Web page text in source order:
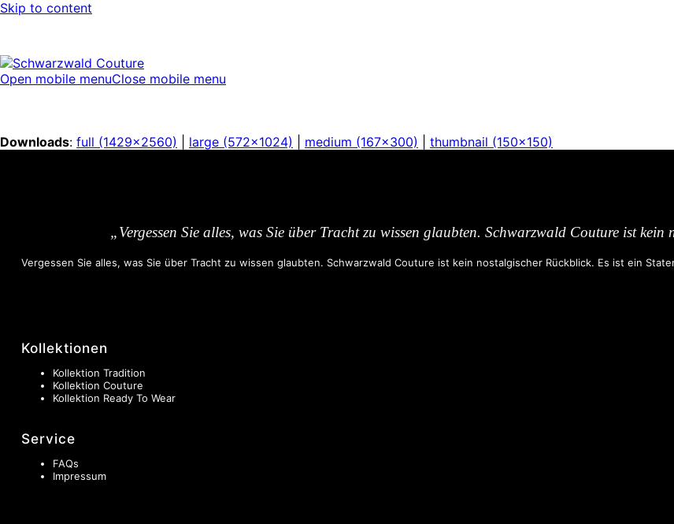
Skip to content
Open mobile menuClose mobile menu
Downloads: full (1429x2560) large (572x1024) medium (167x300) thumbnail (150x150)
„Vergessen Sie alles, was Sie über Tracht zu wissen glaubten. Schwarzwald Couture ist
Vergessen Sie alles, was Sie über Tracht zu wissen glaubten. Schwarzwald Couture ist kein nostalgischer Rückblick. Es ist ein
Kollektionen
Kollektion Tradition
Kollektion Couture
Kollektion Ready To Wear
Service
FAQs
Impressum